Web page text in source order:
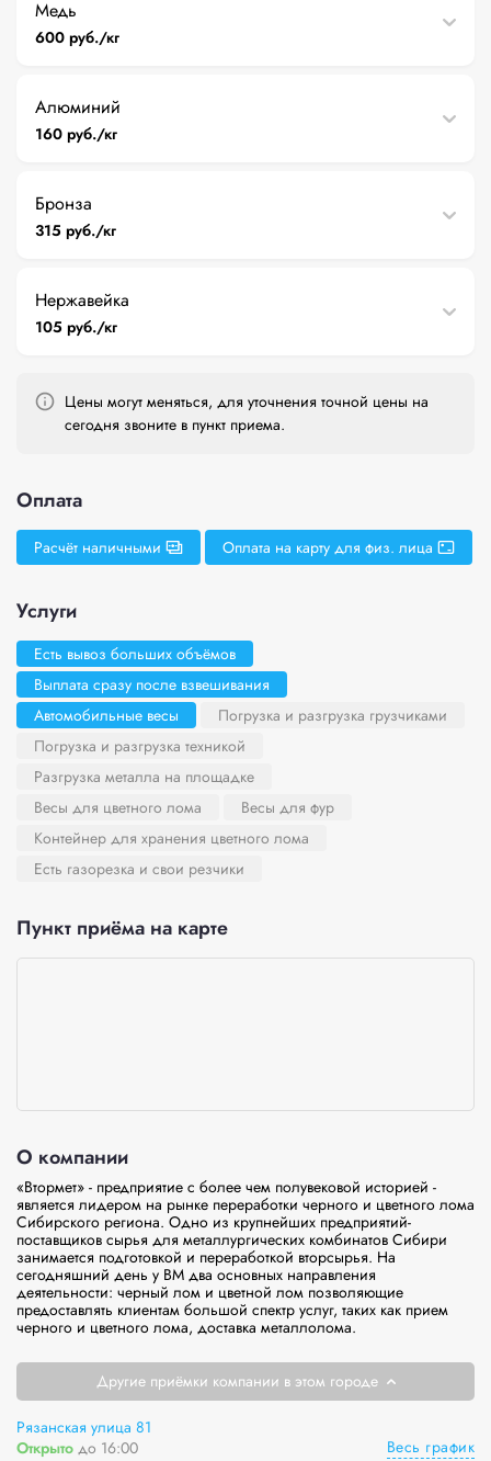
Медь
600 руб./кг
Алюминий
160 руб./кг
Бронза
315 руб./кг
Нержавейка
105 руб./кг
Цены могут меняться, для уточнения точной цены на
сегодня звоните в пункт приема.
Оплата
Расчёт наличными Оплата на карту для физ. лица
Услуги
Есть вывоз больших объёмов
Выплата сразу после взвешивания
Автомобильные весы
Погрузка и разгрузка грузчиками
Погрузка и разгрузка техникой
Разгрузка металла на площадке
Весы для цветного лома
Весы для фур
Контейнер для хранения цветного лома
Есть газорезка и свои резчики
Пункт приёма на карте
О компании
«Втормет» - предприятие с более чем полувековой историей -
является лидером на рынке переработки черного и цветного лома
Сибирского региона. Одно из крупнейших предприятий-
поставщиков сырья для металлургических комбинатов Сибири
занимается подготовкой и переработкой вторсырья. На
сегодняшний день у ВМ два основных направления
деятельности: черный лом и цветной лом позволяющие
предоставлять клиентам большой спектр услуг, таких как прием
черного и цветного лома, доставка металлолома.
Другие приёмки компании в этом городе
Рязанская улица 81
Открыто до 16:00 Весь график